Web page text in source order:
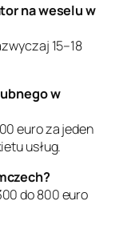
na weselu w
15–18
w
euro za jeden
usług.
do 800 euro